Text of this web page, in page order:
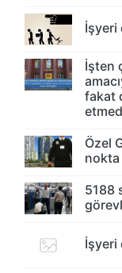
İşyeri
İşten
fakat
Özel
5188
İşyeri